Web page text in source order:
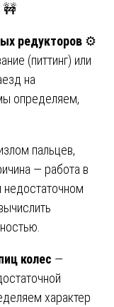
🚧
редукторов ⚙️
(питтинг) или
на
определяем,
пальцев,
— работа в
недостаточном
колес —
характер